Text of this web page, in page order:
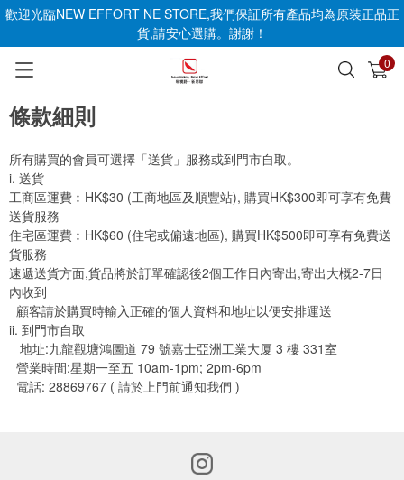
歡迎光臨NEW EFFORT NE STORE,我們保証所有產品均為原装正品正
貨,請安心選購。謝謝！
0
已加入購物車 查看
條款細則
所有購買的會員可選擇「送貨」服務或到門市自取。
i. 送貨
工商區運費︰HK$30 (工商地區及順豐站), 購買HK$300即可享有免費
送貨服務
住宅區運費︰HK$60 (住宅或偏遠地區), 購買HK$500即可享有免費送
貨服務
速遞送貨方面,貨品將於訂單確認後2個工作日內寄出,寄出大概2-7日
內收到
顧客請於購買時輸入正確的個人資料和地址以便安排運送
ii. 到門市自取
地址:九龍觀塘鴻圖道 79 號嘉士亞洲工業大厦 3 樓 331室
營業時間:星期一至五 10am-1pm; 2pm-6pm
電話: 28869767 ( 請於上門前通知我們 )